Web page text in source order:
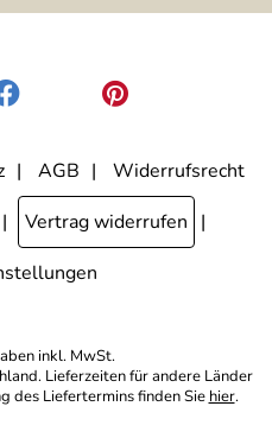
Newsletters anklicke. Die
zur Kenntnis genommen.
AGB
Widerrufsrecht
Vertrag widerrufen
inkl. MwSt.
Lieferzeiten für andere Länder
des Liefertermins finden Sie hier.